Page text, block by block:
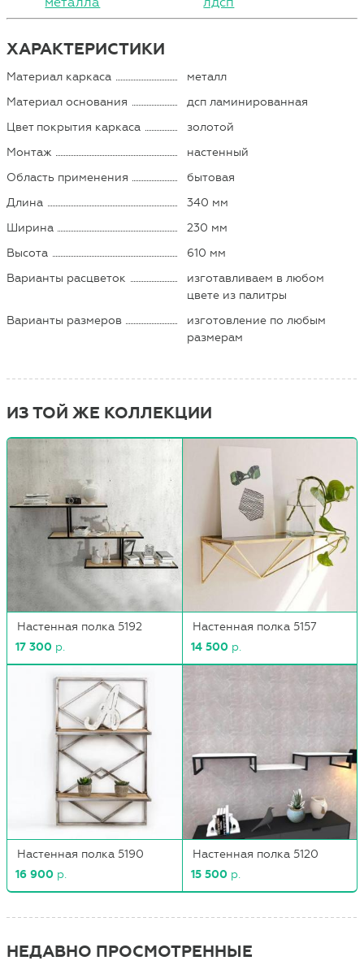
ХАРАКТЕРИСТИКИ
Материал каркаса
металл
Материал основания
дсп ламинированная
Цвет покрытия каркаса
золотой
Монтаж
настенный
Область применения
бытовая
Длина
340 мм
Ширина
230 мм
Высота
610 мм
Варианты расцветок
изготавливаем в любом
цвете из палитры
Варианты размеров
изготовление по любым
размерам
ИЗ ТОЙ ЖЕ КОЛЛЕКЦИИ
Настенная полка 5192
17 300 р.
Настенная полка 5157
14 500 р.
Настенная полка 5190
16 900 р.
Настенная полка 5120
15 500 р.
НЕДАВНО ПРОСМОТРЕННЫЕ